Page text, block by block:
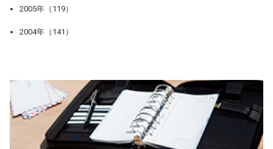
2005年（119）
2004年（141）